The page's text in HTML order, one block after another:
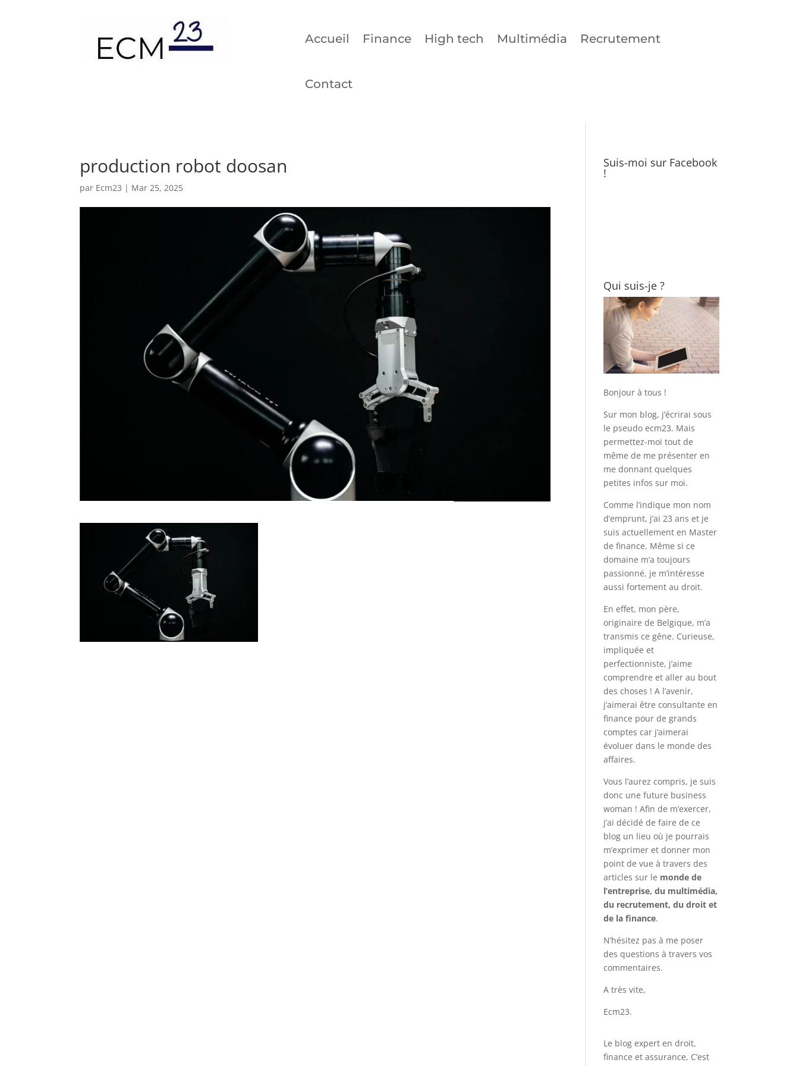
Accueil Finance High tech Multimédia Recrutement
Contact
production robot doosan
par Ecm23 | Mar 25, 2025
Suis-moi sur Facebook
!
Qui suis-je ?
Bonjour à tous !
Sur mon blog, j’écrirai sous
le pseudo ecm23. Mais
permettez-moi tout de
même de me présenter en
me donnant quelques
petites infos sur moi.
Comme l’indique mon nom
d’emprunt, j’ai 23 ans et je
suis actuellement en Master
de finance. Même si ce
domaine m’a toujours
passionné, je m’intéresse
aussi fortement au droit.
En effet, mon père,
originaire de Belgique, m’a
transmis ce gêne. Curieuse,
impliquée et
perfectionniste, j’aime
comprendre et aller au bout
des choses ! A l’avenir,
j’aimerai être consultante en
finance pour de grands
comptes car j’aimerai
évoluer dans le monde des
affaires.
Vous l’aurez compris, je suis
donc une future business
woman ! Afin de m’exercer,
j’ai décidé de faire de ce
blog un lieu où je pourrais
m’exprimer et donner mon
point de vue à travers des
articles sur le monde de
l’entreprise, du multimédia,
du recrutement, du droit et
de la finance.
N’hésitez pas à me poser
des questions à travers vos
commentaires.
A très vite,
Ecm23.
Le blog expert en droit,
finance et assurance, C’est